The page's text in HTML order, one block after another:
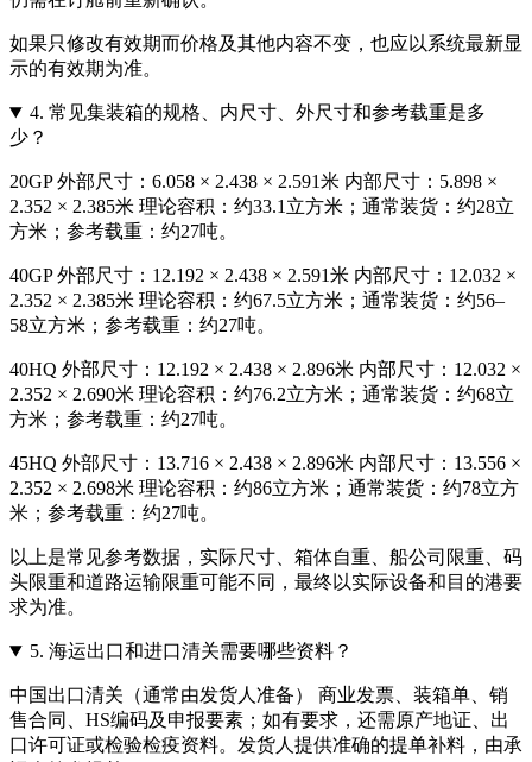
如果只修改有效期而价格及其他内容不变，也应以系统最新显
示的有效期为准。
4. 常见集装箱的规格、内尺寸、外尺寸和参考载重是多
少？
20GP 外部尺寸：6.058 × 2.438 × 2.591米 内部尺寸：5.898 ×
2.352 × 2.385米 理论容积：约33.1立方米；通常装货：约28立
方米；参考载重：约27吨。
40GP 外部尺寸：12.192 × 2.438 × 2.591米 内部尺寸：12.032 ×
2.352 × 2.385米 理论容积：约67.5立方米；通常装货：约56–
58立方米；参考载重：约27吨。
40HQ 外部尺寸：12.192 × 2.438 × 2.896米 内部尺寸：12.032 ×
2.352 × 2.690米 理论容积：约76.2立方米；通常装货：约68立
方米；参考载重：约27吨。
45HQ 外部尺寸：13.716 × 2.438 × 2.896米 内部尺寸：13.556 ×
2.352 × 2.698米 理论容积：约86立方米；通常装货：约78立方
米；参考载重：约27吨。
以上是常见参考数据，实际尺寸、箱体自重、船公司限重、码
头限重和道路运输限重可能不同，最终以实际设备和目的港要
求为准。
5. 海运出口和进口清关需要哪些资料？
中国出口清关（通常由发货人准备） 商业发票、装箱单、销
售合同、HS编码及申报要素；如有要求，还需原产地证、出
口许可证或检验检疫资料。发货人提供准确的提单补料，由承